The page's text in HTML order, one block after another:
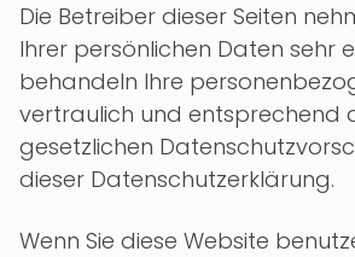
Die Betreiber dieser Seiten
Ihrer persönlichen Daten sehr
behandeln Ihre
vertraulich und entsprechend
gesetzlichen
dieser Datenschutzerklärung.
Wenn Sie diese Website